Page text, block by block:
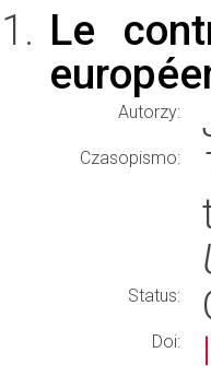
Le
Autorzy:
Czasopismo:
Status:
Doi: